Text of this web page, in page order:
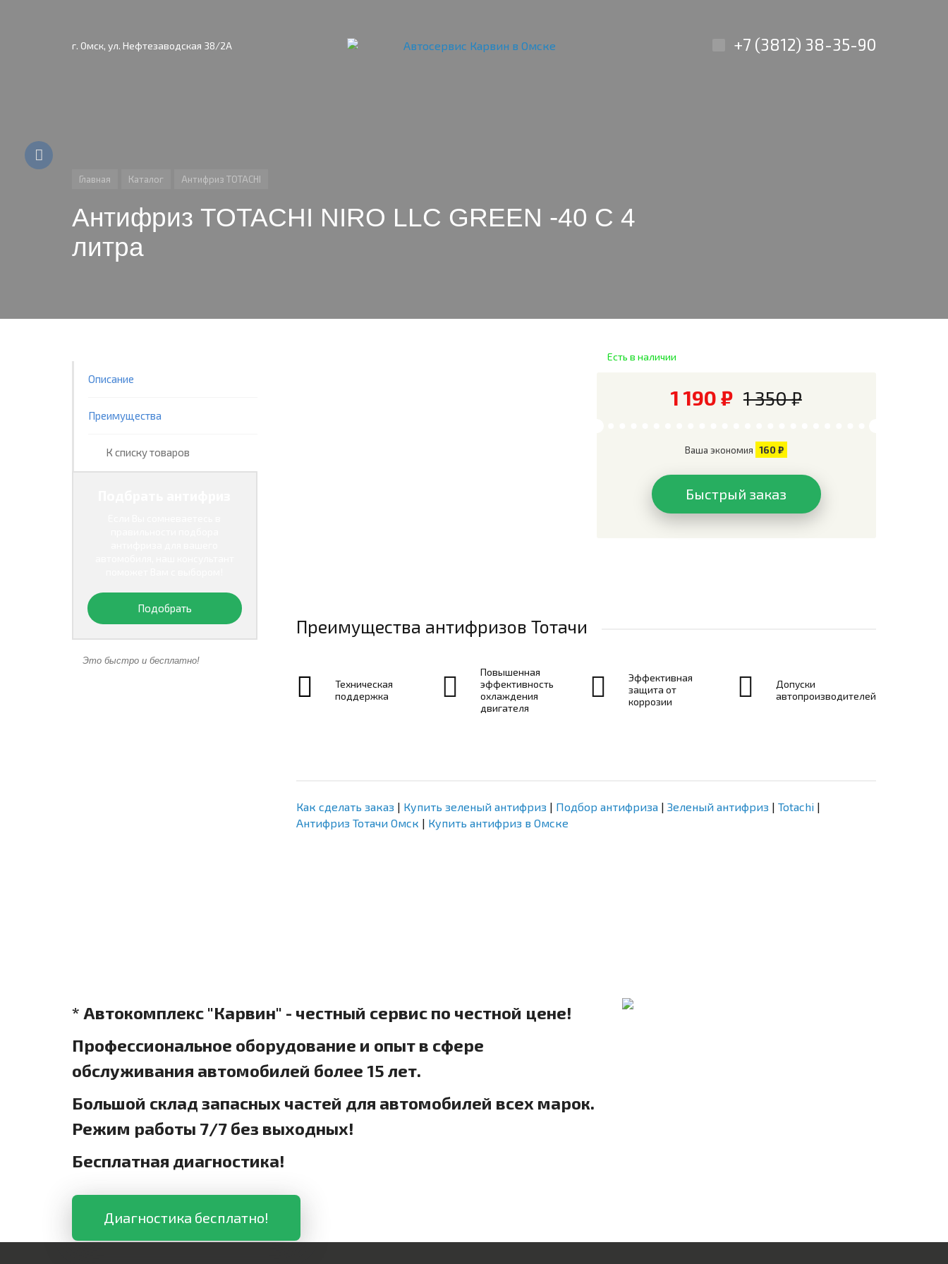
г. Омск, ул. Нефтезаводская 38/2А +7 (3812) 38-35-90
Главная Каталог Антифриз TOTACHI
Антифриз TOTACHI NIRO LLC GREEN -40 C 4
литра
Описание
Преимущества
К списку товаров
Подобрать
Это быстро и бесплатно!
Есть в наличии
1 190 ₽ 1 350 ₽
Ваша экономия 160 ₽
Быстрый заказ
Преимущества антифризов Тотачи
Техническая
поддержка
Повышенная
эффективность
охлаждения
двигателя
Эффективная
защита от
коррозии
Допуски
автопроизводителей
Как сделать заказ | Купить зеленый антифриз | Подбор антифриза| Зеленый антифриз | Totachi|
Антифриз Тотачи Омск | Купить антифриз в Омске
* Автокомплекс "Карвин" - честный сервис по честной цене!
Профессиональное оборудование и опыт в сфере
обслуживания автомобилей более 15 лет.
Большой склад запасных частей для автомобилей всех марок.
Режим работы 7/7 без выходных!
Бесплатная диагностика!
Диагностика бесплатно!